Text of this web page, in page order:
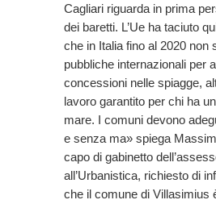
Cagliari riguarda in prima
dei baretti. L’Ue ha taciuto
che in Italia fino al 2020 non
pubbliche internazionali per
concessioni nelle spiagge,
lavoro garantito per chi ha
mare. I comuni devono
e senza ma» spiega
capo di gabinetto
all’Urbanistica, richiesto di
che il comune di Villasimius